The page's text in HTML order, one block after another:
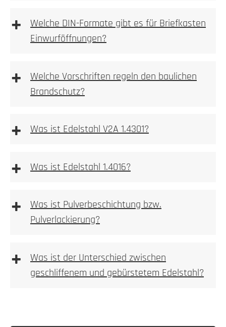
1. Prüfen
2. Ausmessen
3. Bohren
3. Nische ausbrechen
bzw. Videoanlagen immer auf die vom Hersteller
beigelegte Betriebsanleitung!
erfahren Sie hier
+
Welche DIN-Formate gibt es für Briefkasten
Einwurföffnungen?
+
Welche Vorschriften regeln den baulichen
Brandschutz?
+ Was ist Edelstahl V2A 1.4301?
+ Was ist Edelstahl 1.4016?
+
Was ist Pulverbeschichtung bzw.
Pulverlackierung?
+
Was ist der Unterschied zwischen
geschliffenem und gebürstetem Edelstahl?